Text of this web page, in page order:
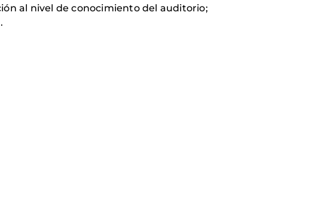
al nivel de conocimiento del auditorio;